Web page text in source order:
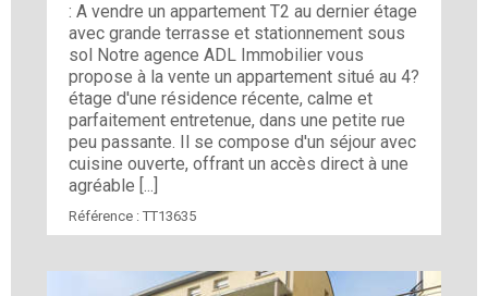
: A vendre un appartement T2 au dernier étage
avec grande terrasse et stationnement sous
sol Notre agence ADL Immobilier vous
propose à la vente un appartement situé au 4?
étage d'une résidence récente, calme et
parfaitement entretenue, dans une petite rue
peu passante. Il se compose d'un séjour avec
cuisine ouverte, offrant un accès direct à une
agréable [...]
Référence : TT13635